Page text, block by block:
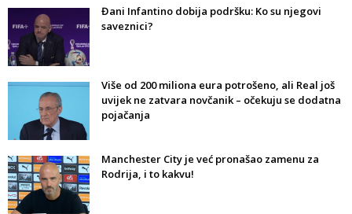
Đani Infantino dobija podršku: Ko su njegovi
saveznici?
Više od 200 miliona eura potrošeno, ali Real još
uvijek ne zatvara novčanik – očekuju se dodatna
pojačanja
Manchester City je već pronašao zamenu za
Rodrija, i to kakvu!